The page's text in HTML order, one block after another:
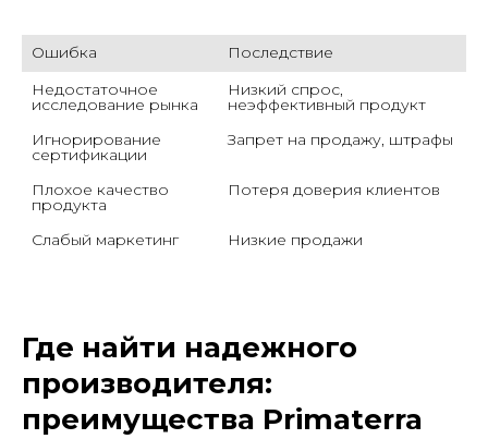
Ошибка Последствие
Недостаточное
исследование рынка
Низкий спрос,
неэффективный продукт
Игнорирование
сертификации
Запрет на продажу, штрафы
Плохое качество
продукта
Потеря доверия клиентов
Слабый маркетинг Низкие продажи
Где найти надежного
производителя:
преимущества Primaterra